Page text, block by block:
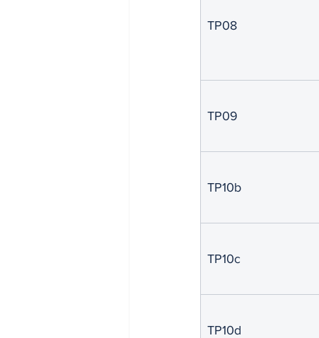
TP08
TP09
TP10b
TP10c
TP10d